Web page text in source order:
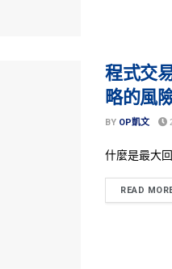
程式交
略的風
BY OP凱文
什麼是最大
READ